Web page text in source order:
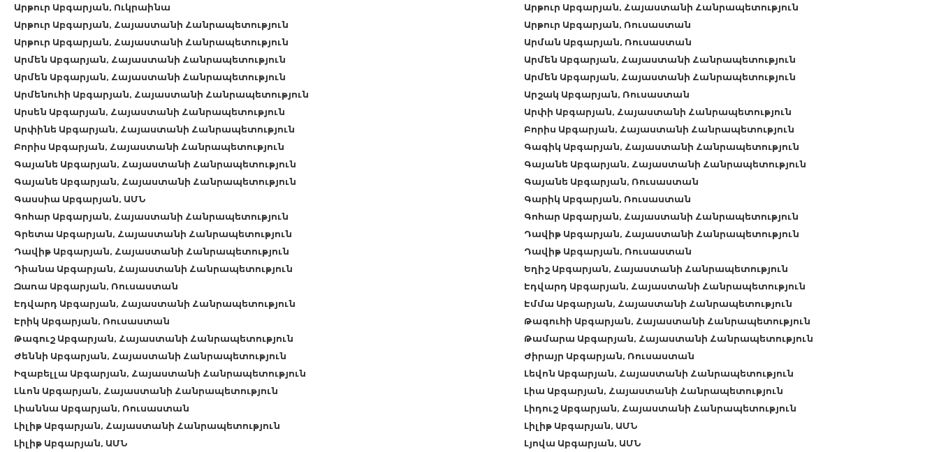
Արթուր Աբգարյան, Ուկրաինա
Արթուր Աբգարյան, Հայաստանի Հանրապետություն
Արթուր Աբգարյան, Հայաստանի Հանրապետություն
Արթուր Աբգարյան, Ռուսաստան
Արթուր Աբգարյան, Հայաստանի Հանրապետություն
Արման Աբգարյան, Ռուսաստան
Արմեն Աբգարյան, Հայաստանի Հանրապետություն
Արմեն Աբգարյան, Հայաստանի Հանրապետություն
Արմեն Աբգարյան, Հայաստանի Հանրապետություն
Արմեն Աբգարյան, Հայաստանի Հանրապետություն
Արմենուհի Աբգարյան, Հայաստանի Հանրապետություն
Արշակ Աբգարյան, Ռուսաստան
Արսեն Աբգարյան, Հայաստանի Հանրապետություն
Արփի Աբգարյան, Հայաստանի Հանրապետություն
Արփինե Աբգարյան, Հայաստանի Հանրապետություն
Բորիս Աբգարյան, Հայաստանի Հանրապետություն
Բորիս Աբգարյան, Հայաստանի Հանրապետություն
Գագիկ Աբգարյան, Հայաստանի Հանրապետություն
Գայանե Աբգարյան, Հայաստանի Հանրապետություն
Գայանե Աբգարյան, Հայաստանի Հանրապետություն
Գայանե Աբգարյան, Հայաստանի Հանրապետություն
Գայանե Աբգարյան, Ռուսաստան
Գասսիա Աբգարյան, ԱՄՆ
Գարիկ Աբգարյան, Ռուսաստան
Գոհար Աբգարյան, Հայաստանի Հանրապետություն
Գոհար Աբգարյան, Հայաստանի Հանրապետություն
Գրետա Աբգարյան, Հայաստանի Հանրապետություն
Դավիթ Աբգարյան, Հայաստանի Հանրապետություն
Դավիթ Աբգարյան, Հայաստանի Հանրապետություն
Դավիթ Աբգարյան, Ռուսաստան
Դիանա Աբգարյան, Հայաստանի Հանրապետություն
Եղիշ Աբգարյան, Հայաստանի Հանրապետություն
Զառա Աբգարյան, Ռուսաստան
Էդվարդ Աբգարյան, Հայաստանի Հանրապետություն
Էդվարդ Աբգարյան, Հայաստանի Հանրապետություն
Էմմա Աբգարյան, Հայաստանի Հանրապետություն
Էրիկ Աբգարյան, Ռուսաստան
Թագուհի Աբգարյան, Հայաստանի Հանրապետություն
Թագուշ Աբգարյան, Հայաստանի Հանրապետություն
Թամարա Աբգարյան, Հայաստանի Հանրապետություն
Ժեննի Աբգարյան, Հայաստանի Հանրապետություն
Ժիրայր Աբգարյան, Ռուսաստան
Իզաբելլա Աբգարյան, Հայաստանի Հանրապետություն
Լեվոն Աբգարյան, Հայաստանի Հանրապետություն
Լևոն Աբգարյան, Հայաստանի Հանրապետություն
Լիա Աբգարյան, Հայաստանի Հանրապետություն
Լիաննա Աբգարյան, Ռուսաստան
Լիդուշ Աբգարյան, Հայաստանի Հանրապետություն
Լիլիթ Աբգարյան, Հայաստանի Հանրապետություն
Լիլիթ Աբգարյան, ԱՄՆ
Լիլիթ Աբգարյան, ԱՄՆ
Լյովա Աբգարյան, ԱՄՆ